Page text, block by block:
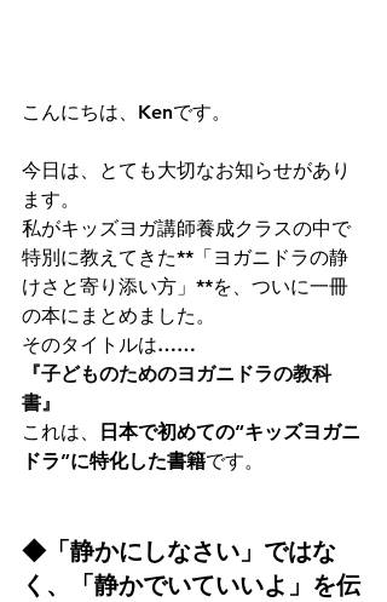
こんにちは、Kenです。
今日は、とても大切なお知らせがあり
ます。
私がキッズヨガ講師養成クラスの中で
特別に教えてきた**「ヨガニドラの静
けさと寄り添い方」**を、ついに一冊
の本にまとめました。
そのタイトルは……
『子どものためのヨガニドラの教科
書』
これは、
日本で初めての“キッズヨガニ
ドラ”に特化した書籍です。
◆「静かにしなさい」ではな
く、「静かでいていいよ」を伝